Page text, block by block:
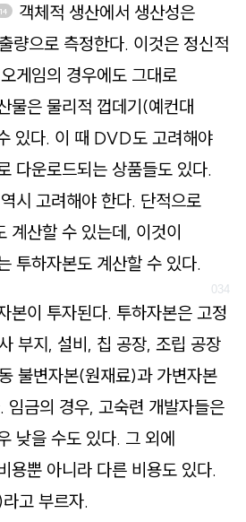
14
객체적 생산에서 생산성은
량으로 측정한다. 이것은 정신적
게임의 경우에도 그대로
물은 물리적 껍데기(예컨대
있다. 이 때 DVD도 고려해야
다운로드되는 상품들도 있다.
시 고려해야 한다. 단적으로
계산할 수 있는데, 이것이
투하자본도 계산할 수 있다.
본이 투자된다. 투하자본은 고정
부지, 설비, 칩 공장, 조립 공장
불변자본(원재료)과 가변자본
임금의 경우, 고숙련 개발자들은
낮을 수도 있다. 그 외에
용뿐 아니라 다른 비용도 있다.
고 부르자.